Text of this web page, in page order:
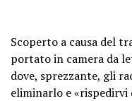
Scoperto a causa del
portato in camera da
dove, sprezzante, gli
eliminarlo e